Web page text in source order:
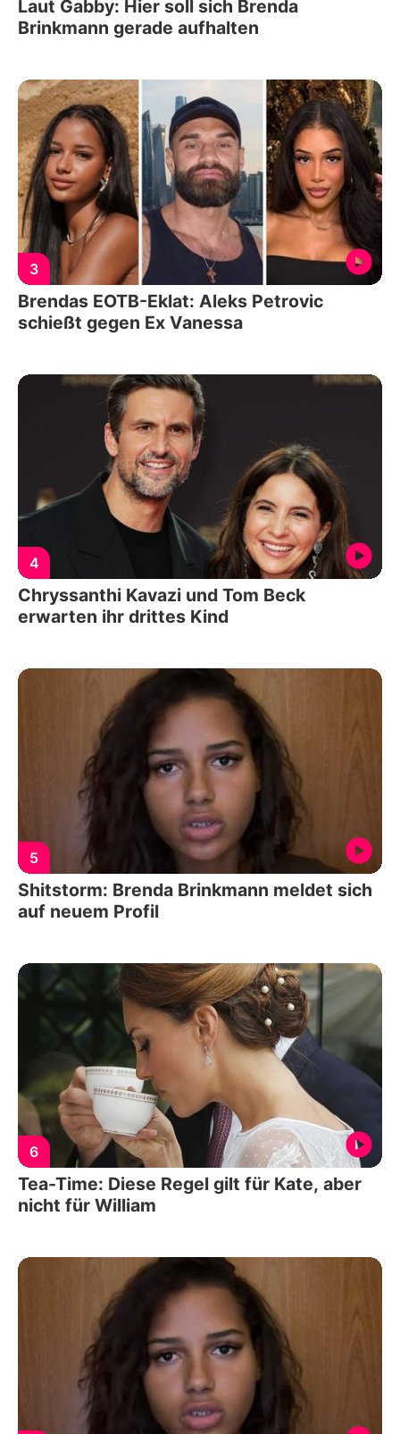
Laut Gabby: Hier soll sich Brenda
Brinkmann gerade aufhalten
3
Brendas EOTB-Eklat: Aleks Petrovic
schießt gegen Ex Vanessa
4
Chryssanthi Kavazi und Tom Beck
erwarten ihr drittes Kind
5
Shitstorm: Brenda Brinkmann meldet sich
auf neuem Profil
6
Tea-Time: Diese Regel gilt für Kate, aber
nicht für William